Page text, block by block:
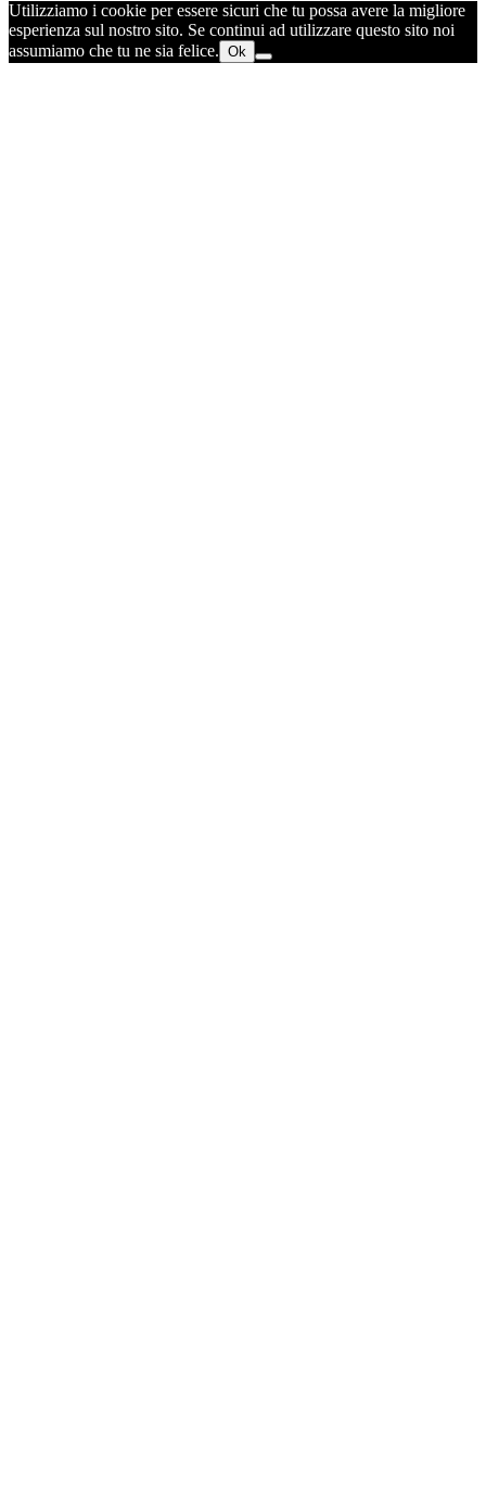
Utilizziamo i cookie per essere sicuri che tu possa avere la migliore
esperienza sul nostro sito. Se continui ad utilizzare questo sito noi
assumiamo che tu ne sia felice. Ok